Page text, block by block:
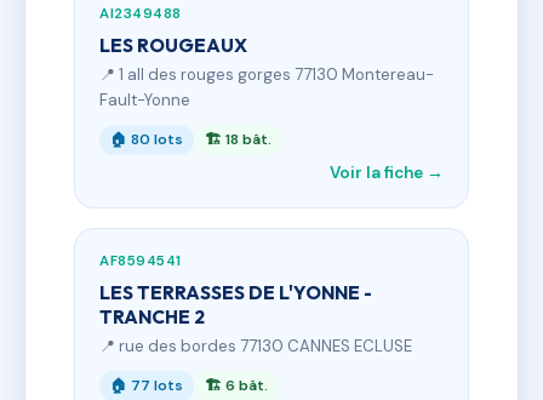
AI2349488
LES ROUGEAUX
📍 1 all des rouges gorges 77130 Montereau-
Fault-Yonne
🏠 80 lots 🏗 18 bât.
Voir la fiche →
AF8594541
LES TERRASSES DE L'YONNE -
TRANCHE 2
📍 rue des bordes 77130 CANNES ECLUSE
🏠 77 lots 🏗 6 bât.